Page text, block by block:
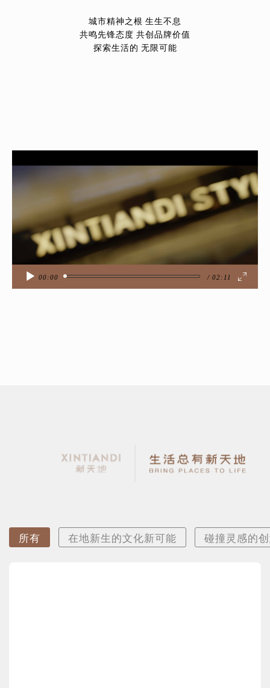
城市精神之根 生生不息
共鸣先锋态度 共创品牌价值
探索生活的 无限可能
视
频
00:00 02:11
所有 在地新生的文化新可能 碰撞灵感的